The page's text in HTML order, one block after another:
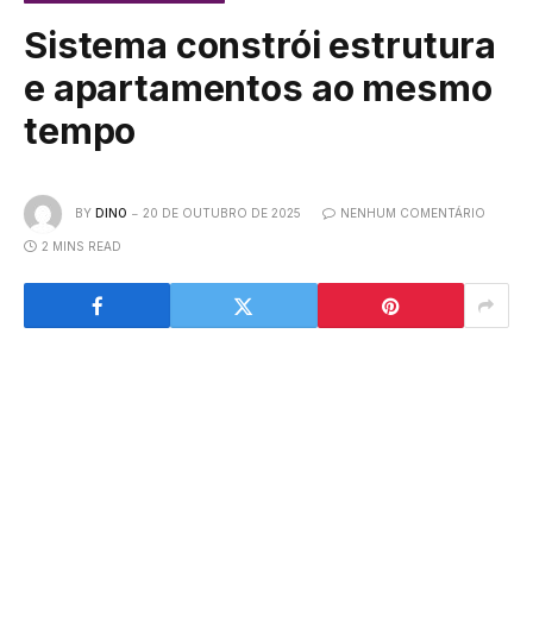
Sistema constrói estrutura
e apartamentos ao mesmo
tempo
BY DINO 20 DE OUTUBRO DE 2025 NENHUM COMENTÁRIO
2 MINS READ